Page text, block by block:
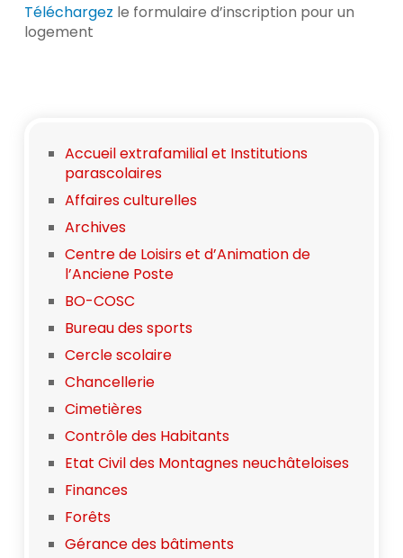
Téléchargez le formulaire d’inscription pour un
logement
Accueil extrafamilial et Institutions
parascolaires
Affaires culturelles
Archives
Centre de Loisirs et d’Animation de
l’Anciene Poste
BO-COSC
Bureau des sports
Cercle scolaire
Chancellerie
Cimetières
Contrôle des Habitants
Etat Civil des Montagnes neuchâteloises
Finances
Forêts
Gérance des bâtiments